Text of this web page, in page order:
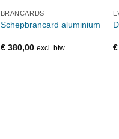
BRANCARDS
Schepbrancard aluminium
€380,00 excl. btw €